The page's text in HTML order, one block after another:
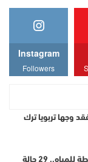
Instagram
Followers
وجها تربويا ترك
استنفار بأفورار بعد انفجار داخل محطة للمياه.. 29 حالة